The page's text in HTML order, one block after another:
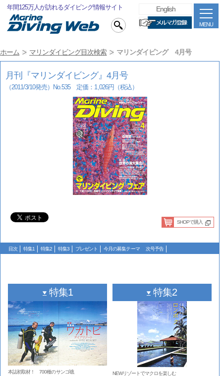
年間125万人が訪れるダイビング情報サイト
MENU
English
ホーム マリンダイビング目次検索 マリンダイビング 4月号
月刊『マリンダイビング』4月号
（2011/3/10発売）No.535 定価：1,026円（税込）
SHOPで購入
目次 特集1 特集2 特集3 プレゼント 今月の募集テーマ 次号予告
特集1
本誌初取材！ 700種のサンゴ礁
特集2
NEWリゾートでマクロを楽しむ